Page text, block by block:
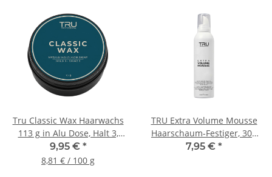
Tru Classic Wax Haarwachs
113 g in Alu Dose, Halt 3,
Glanz 5
9,95 € *
8,81 € / 100 g
TRU Extra Volume Mousse
Haarschaum-Festiger, 300
ml
7,95 € *